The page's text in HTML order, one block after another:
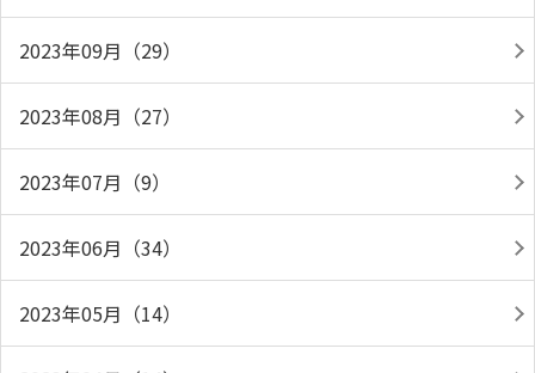
2023年09月（29）
2023年08月（27）
2023年07月（9）
2023年06月（34）
2023年05月（14）